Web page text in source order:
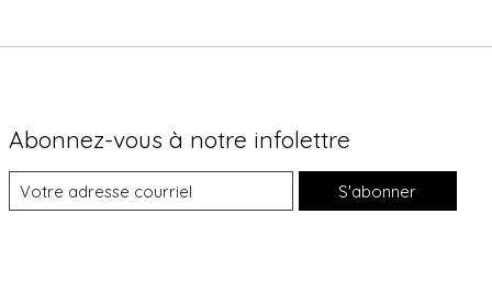
Abonnez-vous à notre infolettre
S'abonner